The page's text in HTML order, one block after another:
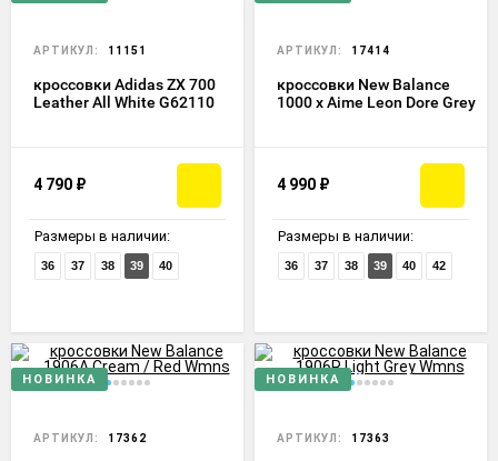
АРТИКУЛ: 11151
кроссовки Adidas ZX 700
Leather All White G62110
4 790 ₽
Размеры в наличии:
36 37 38 39 40
АРТИКУЛ: 17414
кроссовки New Balance
1000 x Aime Leon Dore Grey
4 990 ₽
Размеры в наличии:
36 37 38 39 40 42
НОВИНКА
АРТИКУЛ: 17362
НОВИНКА
АРТИКУЛ: 17363